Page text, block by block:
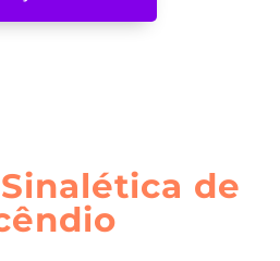
Sinalética de